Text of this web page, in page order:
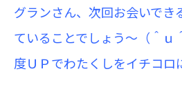
グランさん、次回お会いでき
ていることでしょう～（＾ｕ
度ＵＰでわたくしをイチコロ